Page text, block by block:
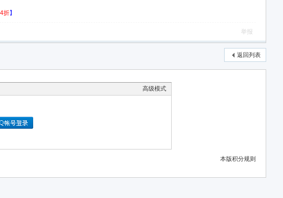
折】
举报
返回列表
高级模式
本版积分规则